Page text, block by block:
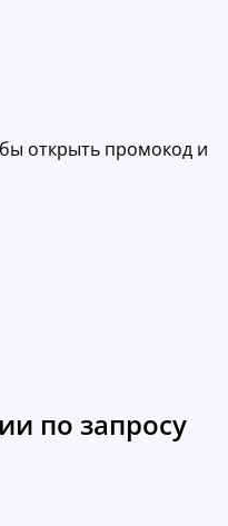
открыть промокод и
по запросу